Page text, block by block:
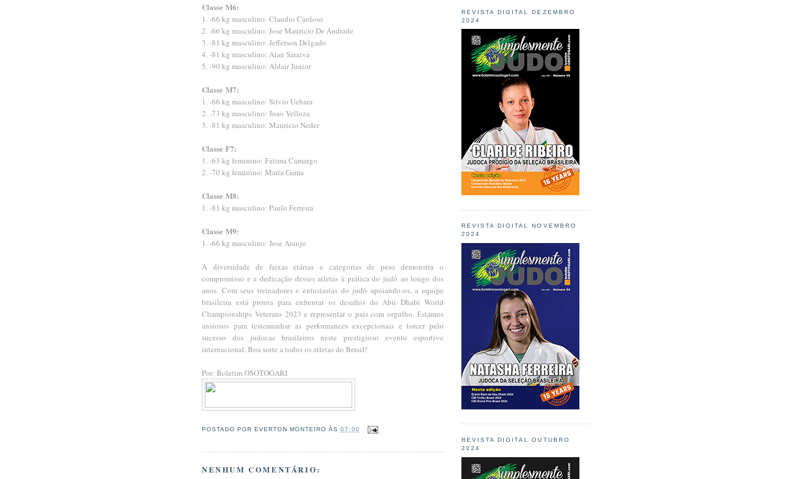
Classe M6:
1. -66 kg masculino: Claudio Cardoso
2. -66 kg masculino: Jose Mauricio De Andrade
3. -81 kg masculino: Jefferson Delgado
4. -81 kg masculino: Alan Saraiva
5. -90 kg masculino: Aldair Junior
Classe M7:
1. -66 kg masculino: Silvio Uehara
2. -73 kg masculino: Joao Velloza
3. -81 kg masculino: Mauricio Neder
Classe F7:
1. -63 kg feminino: Fatima Camargo
2. -70 kg feminino: Maria Gama
Classe M8:
1. -81 kg masculino: Paulo Ferreira
Classe M9:
1. -66 kg masculino: Jose Araujo
A diversidade de faixas etárias e categorias de peso demonstra o
compromisso e a dedicação desses atletas à prática do judô ao longo dos
anos. Com seus treinadores e entusiastas do judô apoiando-os, a equipe
brasileira está pronta para enfrentar os desafios do Abu Dhabi World
Championships Veterans 2023 e representar o país com orgulho. Estamos
ansiosos para testemunhar as performances excepcionais e torcer pelo
sucesso dos judocas brasileiros neste prestigioso evento esportivo
internacional. Boa sorte a todos os atletas do Brasil!
Por: Boletim OSOTOGARI
POSTADO POR EVERTON MONTEIRO ÀS07:00
NENHUM COMENTÁRIO:
REVISTA DIGITAL DEZEMBRO
2024
REVISTA DIGITAL NOVEMBRO
2024
REVISTA DIGITAL OUTUBRO
2024